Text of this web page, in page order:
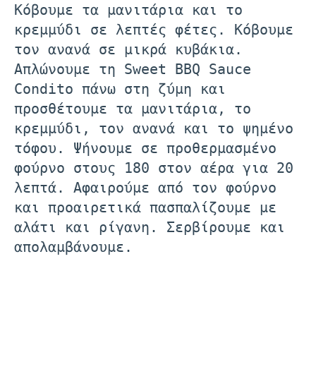
Κόβουμε τα μανιτάρια και το
κρεμμύδι σε λεπτές φέτες. Κόβουμε
τον ανανά σε μικρά κυβάκια.
Απλώνουμε τη Sweet BBQ Sauce
Condito πάνω στη ζύμη και
προσθέτουμε τα μανιτάρια, το
κρεμμύδι, τον ανανά και το ψημένο
τόφου. Ψήνουμε σε προθερμασμένο
φούρνο στους 180 στον αέρα για 20
λεπτά. Αφαιρούμε από τον φούρνο
και προαιρετικά πασπαλίζουμε με
αλάτι και ρίγανη. Σερβίρουμε και
απολαμβάνουμε.